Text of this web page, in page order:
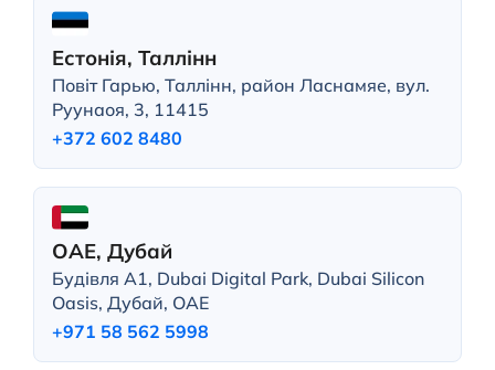
Естонія, Таллінн
Повіт Гарью, Таллінн, район Ласнамяе, вул.
Руунаоя, 3, 11415
+372 602 8480
ОАЕ, Дубай
Будівля A1, Dubai Digital Park, Dubai Silicon
Oasis, Дубай, ОАЕ
+971 58 562 5998